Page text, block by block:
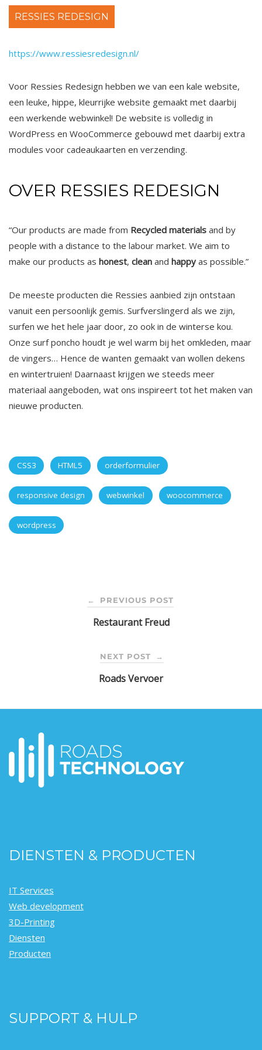
RESSIES REDESIGN
https://www.ressiesredesign.nl/
Voor Ressies Redesign hebben we van een kale website,
een leuke, hippe, kleurrijke website gemaakt met daarbij
een werkende webwinkel! De website is volledig in
WordPress en WooCommerce gebouwd met daarbij extra
modules voor cadeaukaarten en verzending.
OVER RESSIES REDESIGN
“Our products are made from Recycled materials and by
people with a distance to the labour market. We aim to
make our products as honest, clean and happy as possible.”
De meeste producten die Ressies aanbied zijn ontstaan
vanuit een persoonlijk gemis. Surfverslingerd als we zijn,
surfen we het hele jaar door, zo ook in de winterse kou.
Onze surf poncho houdt je wel warm bij het omkleden, maar
de vingers… Hence de wanten gemaakt van wollen dekens
en wintertruien! Daarnaast krijgen we steeds meer
materiaal aangeboden, wat ons inspireert tot het maken van
nieuwe producten.
CSS3 HTML5 orderformulier
responsive design webwinkel woocommerce
wordpress
NAVIGATION
← PREVIOUS POST
Restaurant Freud
NEXT POST →
Roads Vervoer
DIENSTEN & PRODUCTEN
IT Services
Web development
3D-Printing
Diensten
Producten
SUPPORT & HULP